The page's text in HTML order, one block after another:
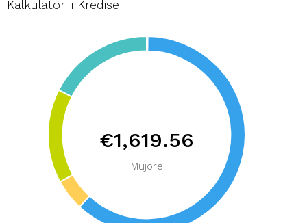
Kalkulatori i Kredise
€1,619.56
Mujore